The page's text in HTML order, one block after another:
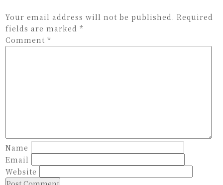
Your email address will not be published. Required
fields are marked*
Comment*
Name
Email
Website